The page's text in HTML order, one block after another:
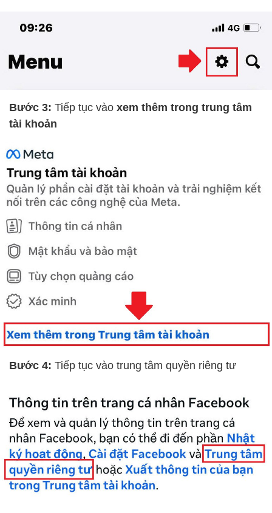
Bước 3: Tiếp tục vào xem thêm trong trung tâm
tài khoản
Bước 4: Tiếp tục vào trung tâm quyền riêng tư